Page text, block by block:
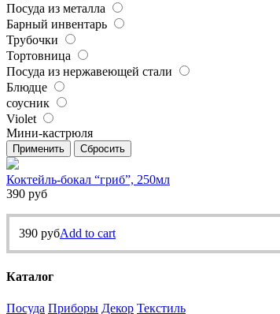
Посуда из металла
Барный инвентарь
Трубочки
Тортовница
Посуда из нержавеющей стали
Блюдце
соусник
Violet
Мини-кастрюля
Применить Сбросить
Коктейль-бокал “гриб”, 250мл
390 руб
390 рубAdd to cart
Каталог
Посуда Приборы Декор Текстиль